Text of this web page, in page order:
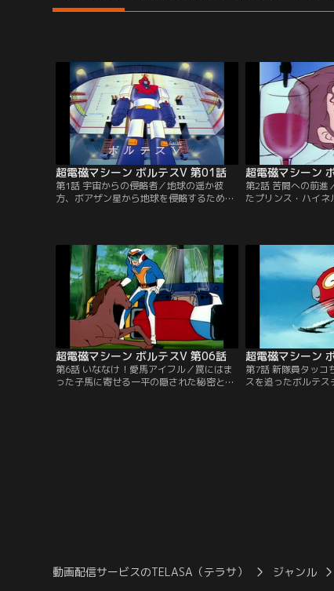
超電磁マシーン ボルテスV 第01話
第1話 宇宙からの侵略者／地球の遥か彼
方、ボアザン星から地球を侵略するための
に。しかし、この事態を以前から予測して
いた人達がいた。今はなき剛博士の息子た
ちを含む、5人の少年少女はボルトメカに
乗り込み、巨大ロボットに合体する！
超電磁マシーン
第2話 苦闘への前進
たプリンス・ハイネ
超電磁マシーン ボルテスV 第06話
第6話 いななけ！愛馬アイフル／罠にはま
った子馬に寄せる一平の隠された秘密とは
超電磁マシーン
第7話 新隊員タッコ
スを追ったボルテス
動画配信サービスのTELASA（テラサ） ジャンル